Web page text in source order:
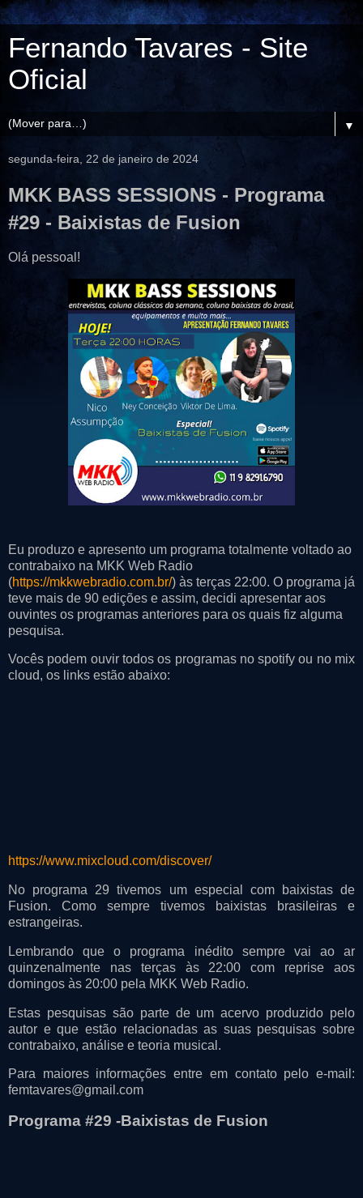
Fernando Tavares - Site
Oficial
▼
segunda-feira, 22 de janeiro de 2024
MKK BASS SESSIONS - Programa
#29 - Baixistas de Fusion
Olá pessoal!
Eu produzo e apresento um programa totalmente voltado ao
contrabaixo na MKK Web Radio
(https://mkkwebradio.com.br/) às terças 22:00. O programa já
teve mais de 90 edições e assim, decidi apresentar aos
ouvintes os programas anteriores para os quais fiz alguma
pesquisa.
Vocês podem ouvir todos os programas no spotify ou no mix
cloud, os links estão abaixo:
https://www.mixcloud.com/discover/
No programa 29 tivemos um especial com baixistas de
Fusion. Como sempre tivemos baixistas brasileiras e
estrangeiras.
Lembrando que o programa inédito sempre vai ao ar
quinzenalmente nas terças às 22:00 com reprise aos
domingos às 20:00 pela MKK Web Radio.
Estas pesquisas são parte de um acervo produzido pelo
autor e que estão relacionadas as suas pesquisas sobre
contrabaixo, análise e teoria musical.
Para maiores informações entre em contato pelo e-mail:
femtavares@gmail.com
Programa #29 -Baixistas de Fusion